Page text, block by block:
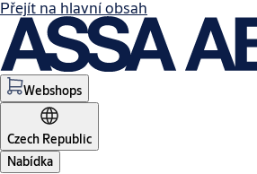
Přejít na hlavní obsah
Webshops
Czech Republic
Nabídka